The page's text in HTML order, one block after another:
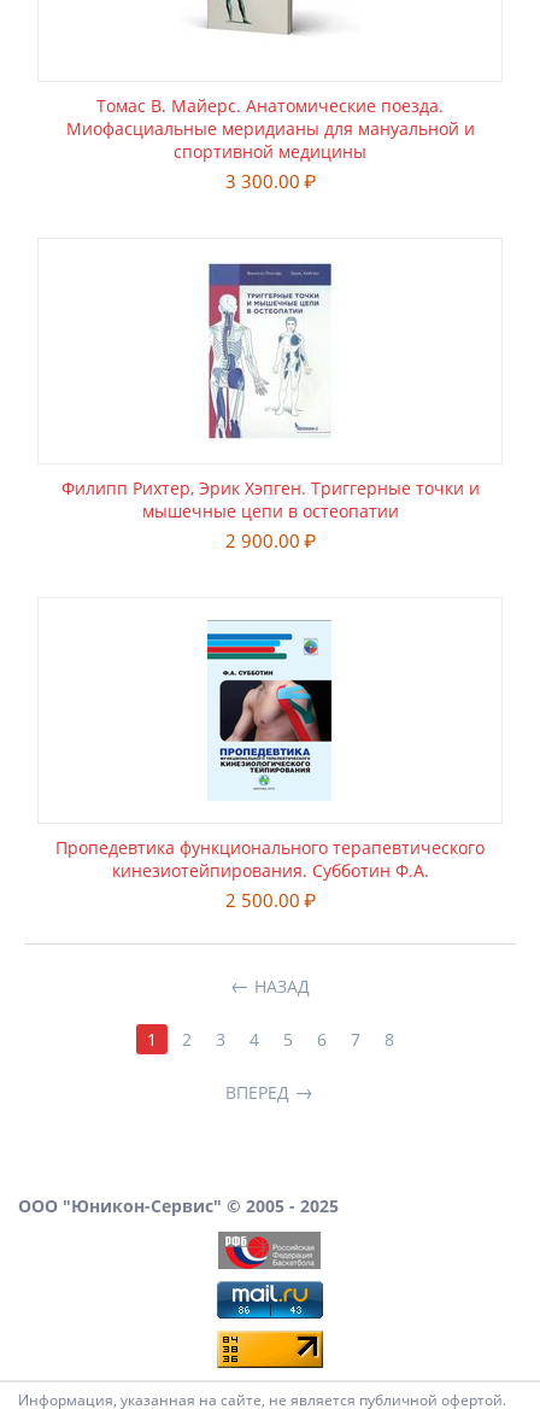
Томас В. Майерс. Анатомические поезда.
Миофасциальные меридианы для мануальной и
спортивной медицины
3 300.00 ₽
Филипп Рихтер, Эрик Хэпген. Триггерные точки и
мышечные цепи в остеопатии
2 900.00 ₽
Пропедевтика функционального терапевтического
кинезиотейпирования. Субботин Ф.А.
2 500.00 ₽
НАЗАД
1 2 3 4 5 6 7 8
ВПЕРЕД
ООО "Юникон-Сервис" © 2005 - 2025
Информация, указанная на сайте, не является публичной офертой.